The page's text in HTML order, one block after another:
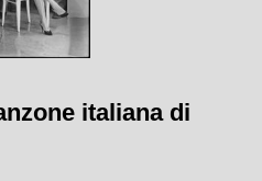
italiana di